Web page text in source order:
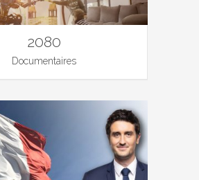
2080
Documentaires